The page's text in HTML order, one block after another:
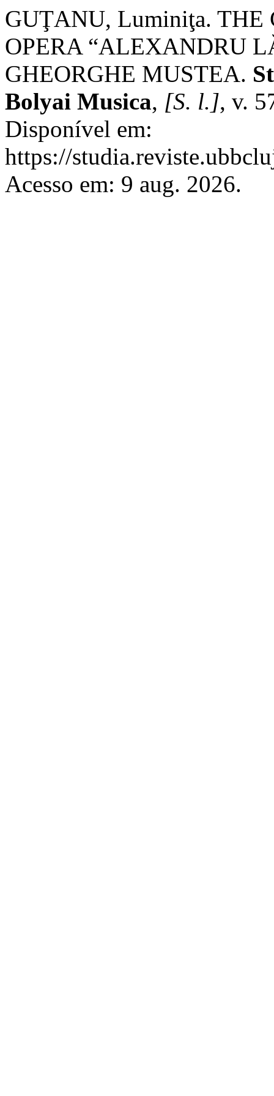
GUŢANU, Luminiţa.
OPERA “ALEXANDRU
GHEORGHE MUSTEA.
Bolyai Musica, [S. l.], v.
Disponível em:
https://
Acesso em: 9 aug. 2026.